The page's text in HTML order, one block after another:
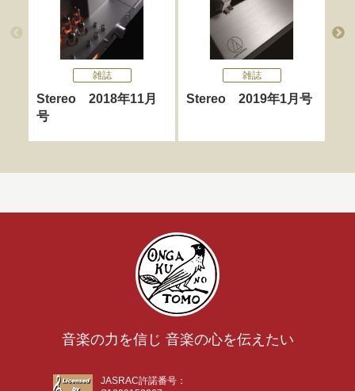
雑誌
Stereo 2018年11月
号
雑誌
Stereo 2019年1月号
音楽の力を信じ 音楽の心を伝えたい
JASRAC許諾番号：